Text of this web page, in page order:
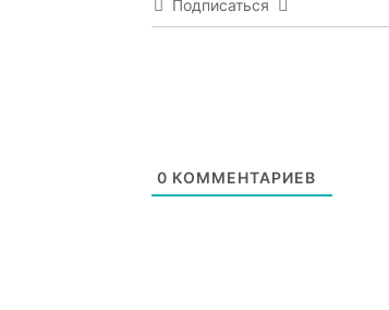
Подписаться
0 КОММЕНТАРИЕВ